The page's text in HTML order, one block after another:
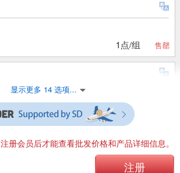
1点/组 售罄
1点/组
显示更多 14 选项...
注册会员后才能查看批发价格和产品详细信息。
注册